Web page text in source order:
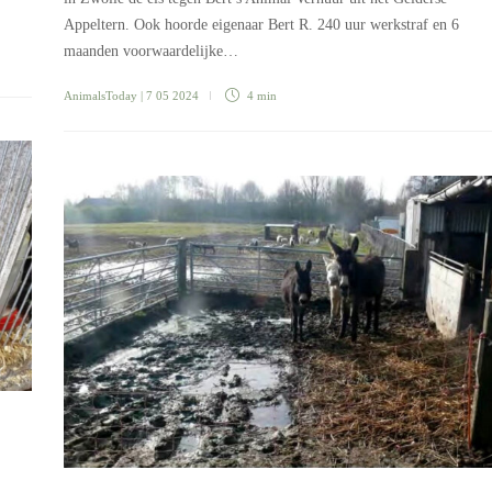
Appeltern. Ook hoorde eigenaar Bert R. 240 uur werkstraf en 6
maanden voorwaardelijke…
AnimalsToday | 7 05 2024 4 min